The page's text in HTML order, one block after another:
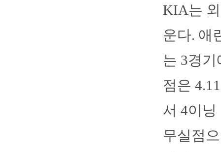
KIA는
운다. 애
는 3경
점은
서 4이
무실점